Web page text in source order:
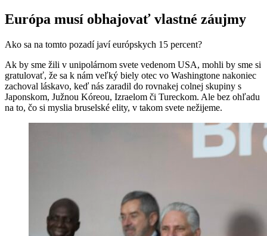
Európa musí obhajovať vlastné záujmy
Ako sa na tomto pozadí javí európskych 15 percent?
Ak by sme žili v unipolárnom svete vedenom USA, mohli by sme si
gratulovať, že sa k nám veľký biely otec vo Washingtone nakoniec
zachoval láskavo, keď nás zaradil do rovnakej colnej skupiny s
Japonskom, Južnou Kóreou, Izraelom či Tureckom. Ale bez ohľadu
na to, čo si myslia bruselské elity, v takom svete nežijeme.